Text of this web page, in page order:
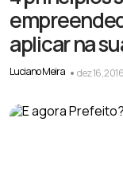
aplicar na
Luciano Meira dez 16, 2016